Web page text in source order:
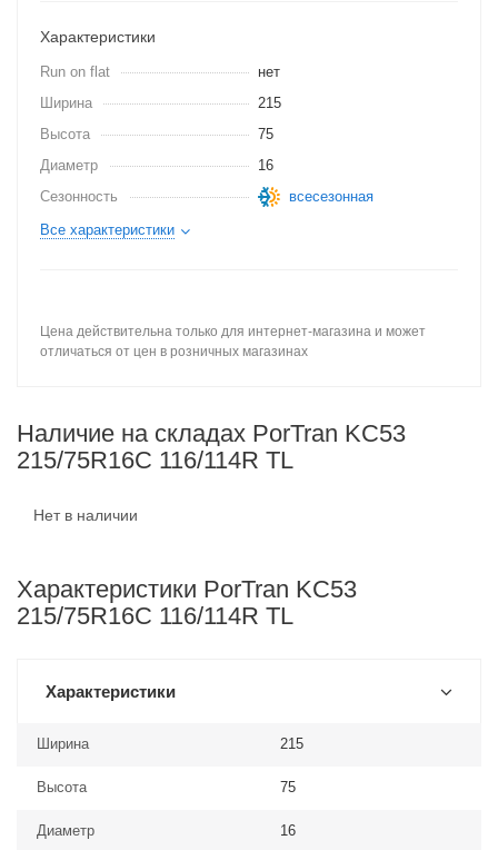
Характеристики
Run on flat
нет
Ширина
215
Высота
75
Диаметр
16
Сезонность
всесезонная
Все характеристики
Цена действительна только для интернет-магазина и может
отличаться от цен в розничных магазинах
Наличие на складах PorTran KC53
215/75R16C 116/114R TL
Нет в наличии
Характеристики PorTran KC53
215/75R16C 116/114R TL
Характеристики
Ширина 215
Высота 75
Диаметр 16